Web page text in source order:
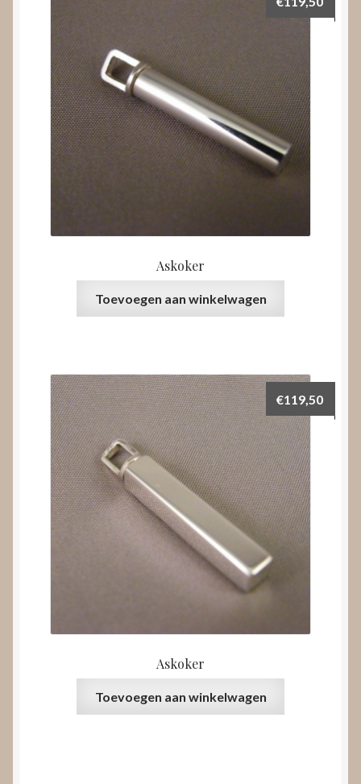
Askoker
Toevoegen aan winkelwagen
Askoker
€119,50
Toevoegen aan winkelwagen